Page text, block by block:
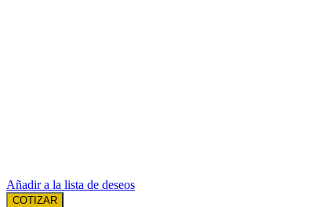
Añadir a la lista de deseos
COTIZAR